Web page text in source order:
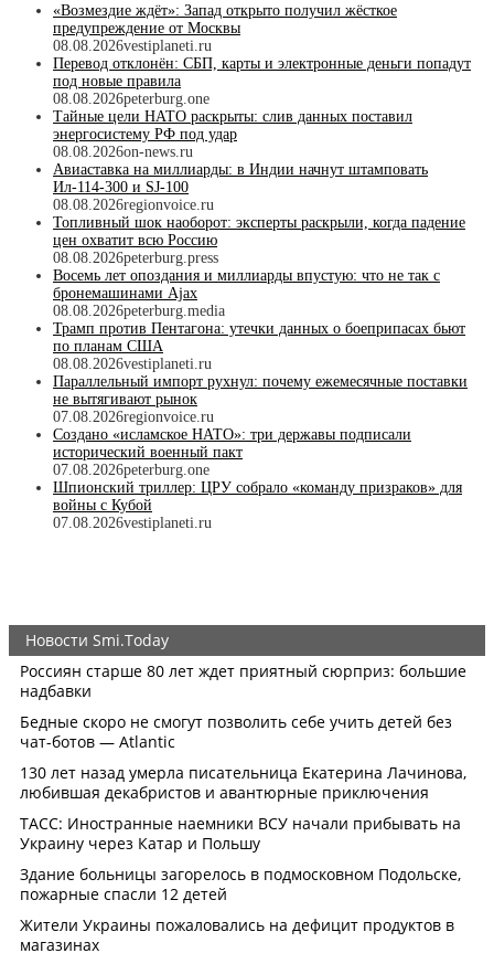
«Возмездие ждёт»: Запад открыто получил жёсткое
предупреждение от Москвы
08.08.2026vestiplaneti.ru
Перевод отклонён: СБП, карты и электронные деньги попадут
под новые правила
08.08.2026peterburg.one
Тайные цели НАТО раскрыты: слив данных поставил
энергосистему РФ под удар
08.08.2026on-news.ru
Авиаставка на миллиарды: в Индии начнут штамповать
Ил‑114‑300 и SJ‑100
08.08.2026regionvoice.ru
Топливный шок наоборот: эксперты раскрыли, когда падение
цен охватит всю Россию
08.08.2026peterburg.press
Восемь лет опоздания и миллиарды впустую: что не так с
бронемашинами Ajax
08.08.2026peterburg.media
Трамп против Пентагона: утечки данных о боеприпасах бьют
по планам США
08.08.2026vestiplaneti.ru
Параллельный импорт рухнул: почему ежемесячные поставки
не вытягивают рынок
07.08.2026regionvoice.ru
Создано «исламское НАТО»: три державы подписали
исторический военный пакт
07.08.2026peterburg.one
Шпионский триллер: ЦРУ собрало «команду призраков» для
войны с Кубой
07.08.2026vestiplaneti.ru